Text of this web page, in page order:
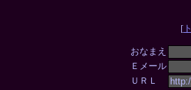
[
おなまえ
Ｅメール
ＵＲＬ